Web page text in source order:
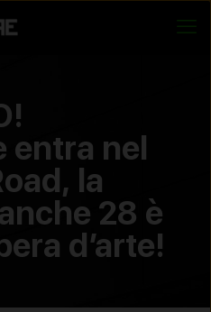
entra nel
la
28 è
d’arte!